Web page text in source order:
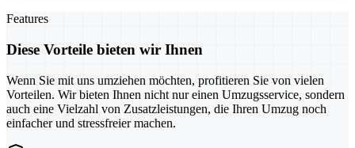
Features
Diese Vorteile bieten wir Ihnen
Wenn Sie mit uns umziehen möchten, profitieren Sie von vielen
Vorteilen. Wir bieten Ihnen nicht nur einen Umzugsservice, sondern
auch eine Vielzahl von Zusatzleistungen, die Ihren Umzug noch
einfacher und stressfreier machen.